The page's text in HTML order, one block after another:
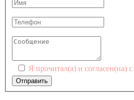
Я прочитал(а) и согласен(на) с
Отправить